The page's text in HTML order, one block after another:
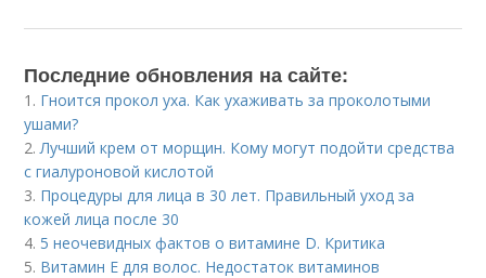
Последние обновления на сайте:
1. Гноится прокол уха. Как ухаживать за проколотыми
ушами?
2. Лучший крем от морщин. Кому могут подойти средства
с гиалуроновой кислотой
3. Процедуры для лица в 30 лет. Правильный уход за
кожей лица после 30
4. 5 неочевидных фактов о витамине D. Критика
5. Витамин Е для волос. Недостаток витаминов